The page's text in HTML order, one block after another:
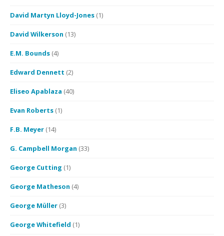
David Martyn Lloyd-Jones (1)
David Wilkerson (13)
E.M. Bounds (4)
Edward Dennett (2)
Eliseo Apablaza (40)
Evan Roberts (1)
F.B. Meyer (14)
G. Campbell Morgan (33)
George Cutting (1)
George Matheson (4)
George Müller (3)
George Whitefield (1)